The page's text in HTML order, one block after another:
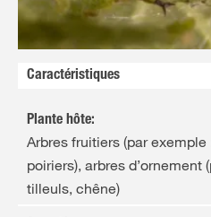
Caractéristiques
Plante hôte:
Arbres fruitiers (par
poiriers), arbres d’ornement
tilleuls, chêne)